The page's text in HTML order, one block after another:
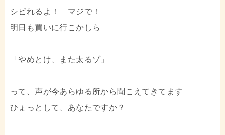
シビれるよ！ マジで！
明日も買いに行こかしら
「やめとけ、また太るゾ」
って、声が今あらゆる所から聞こえてきてます
ひょっとして、あなたですか？